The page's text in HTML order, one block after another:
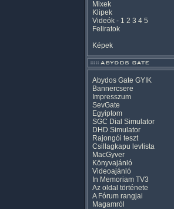
Mixek
Klipek
Videók - 1 2 3 4 5
Feliratok
Képek
Abydos Gate GYIK
Bannercsere
Impresszum
SevGate
Egyiptom
SGC Dial Simulator
DHD Simulator
Rajongói teszt
Csillagkapu levlista
MacGyver
Könyvajánló
Videoajánló
In Memoriam TV3
Az oldal története
A Fórum rangjai
Magamról